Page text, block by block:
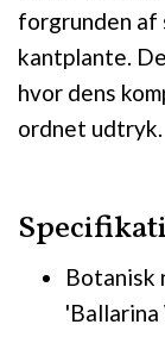
forgrunden af
kantplante.
hvor dens
ordnet udtryk.
Botanisk